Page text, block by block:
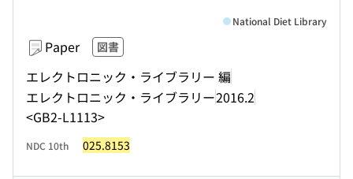
Paper 図書
エレクトロニック・ライブラリー 編
エレクトロニック・ライブラリー2016.2
<GB2-L1113>
National Diet Library
NDC 10th 025.8153